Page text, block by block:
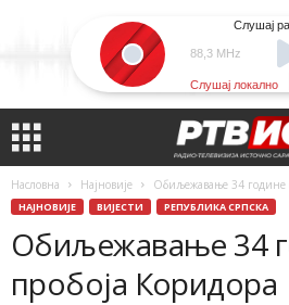
88,3 MHz
Слушај
Слушај локално
Насловна Најновије Обиљежавање 34 године
НАЈНОВИЈЕ ВИЈЕСТИ РЕПУБЛИКА СРПСКА
Обиљежавање 34
пробоја Коридора